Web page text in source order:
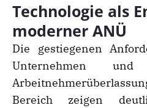
Technologie als
moderner ANÜ
Die gestiegenen
Unternehmen
Bereich zeigen